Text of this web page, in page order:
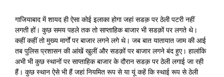
गाजियाबाद में शायद ही ऐसा कोई इलाका होगा जहां सडक़ पर ठेली पटरी नहीं
लगती हों। कुछ समय पहले तक तो साप्ताहिक बाजार भी सडक़ों पर लगते थे।
कहीं कहीं तो मुख्य मार्गों पर बाजार लगने लगे थे। जब बात यातायात जाम की आई
तब पुलिस प्रशासन की आंखें खुलीं और सडक़ों पर बाजार लगने बंद हुए। हालांकि
अभी भी कुछ स्थानों पर साप्ताहिक बाजार के दौरान सडक़ पर ठेली लगाई जा रही
हैं। कुछ स्थान ऐसे भी हैं जहां नियमित रूप से या यूं कहें कि स्थाई रूप से ठेली